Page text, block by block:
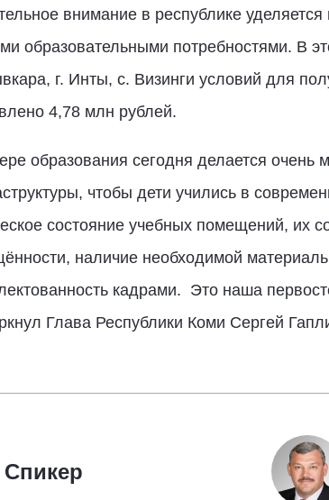
внимание в республике
образовательными потребностями. В
г. Инты, с. Визинги условий для
4,78 млн рублей.
образования сегодня делается очень
чтобы дети учились в
состояние учебных помещений, их
наличие необходимой
кадрами. Это наша
Глава Республики Коми Сергей
Спикер